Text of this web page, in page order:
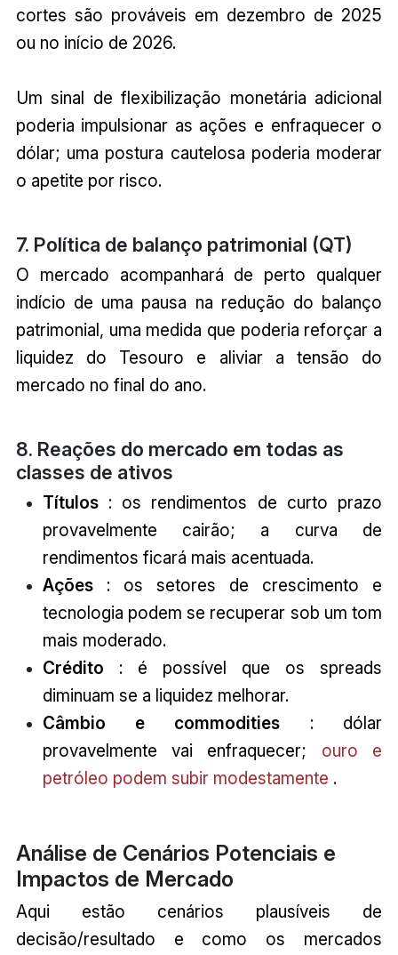
cortes são prováveis em dezembro de 2025
ou no início de 2026.
Um sinal de flexibilização monetária adicional
poderia impulsionar as ações e enfraquecer o
dólar; uma postura cautelosa poderia moderar
o apetite por risco.
7. Política de balanço patrimonial (QT)
O mercado acompanhará de perto qualquer
indício de uma pausa na redução do balanço
patrimonial, uma medida que poderia reforçar a
liquidez do Tesouro e aliviar a tensão do
mercado no final do ano.
8. Reações do mercado em todas as
classes de ativos
Títulos: os rendimentos de curto prazo
provavelmente cairão; a curva de
rendimentos ficará mais acentuada.
Ações: os setores de crescimento e
tecnologia podem se recuperar sob um tom
mais moderado.
Crédito : é possível que os spreads
diminuam se a liquidez melhorar.
Câmbio e commodities : dólar
provavelmente vai enfraquecer; ouro e
petróleo podem subir modestamente .
Análise de Cenários Potenciais e
Impactos de Mercado
Aqui estão cenários plausíveis de
decisão/resultado e como os mercados